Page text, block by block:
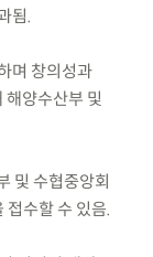
됨.
며 창의성과
해양수산부 및
및 수협중앙회
접수할 수 있음.